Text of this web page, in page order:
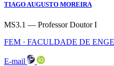
TIAGO AUGUSTO MOREIRA
MS3.1 — Professor Doutor I
FEM · FACULDADE DE
E-mail